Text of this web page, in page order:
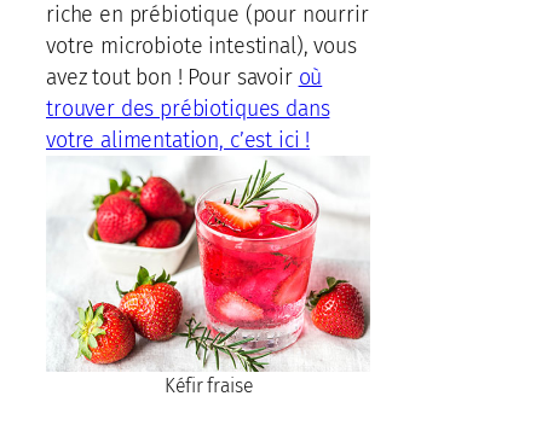
riche en prébiotique (pour nourrir
votre microbiote intestinal), vous
avez tout bon ! Pour savoir où
trouver des prébiotiques dans
votre alimentation, c’est ici !
Kéfir fraise